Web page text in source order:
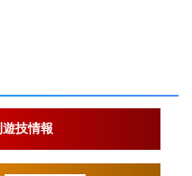
技情報